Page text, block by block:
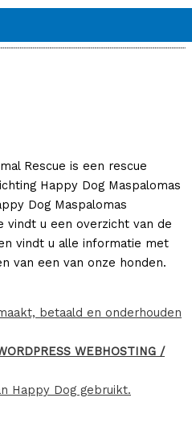
Rescue is een rescue
Happy Dog Maspalomas
Dog Maspalomas
vindt u een overzicht van de
vindt u alle informatie met
van een van onze honden.
betaald en onderhouden
WEBHOSTING /
Happy Dog gebruikt.